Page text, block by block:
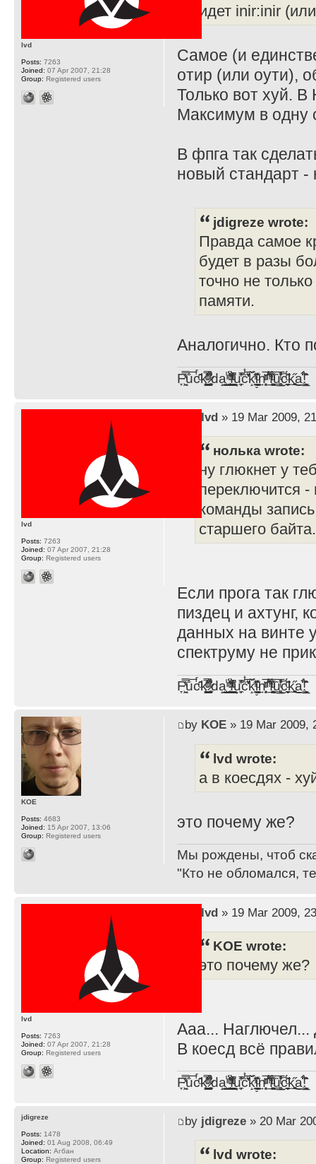
идет inir:inir
Самое (и
отир (или оути),
Только вот хуй.
Максимум в одну
В фпга так
новый стандарт -
jdigreze wrote:
Правда самое
будет в разы
точно не
памяти.
Аналогично. Кто
F̞͖̭̿̔ͯu̐̅cͬ̑ͩk̨̤̳͇̮̭̪̠̽̿̓̆ͭͩ ̷̩̰͎̩͓̘̾̀ͬ̊ͭ͛ͅda̝̺͙̬͎̝̾͟ ̰̜̝̯͉̯̖̓̎́ͨ̽ͫ͟f̟͇̭̀ͬͨͭ̐̚u̹̼̹̗̞͑̔͂͐̚cͭ̅̊̆̒̆ǩ̝̩̯́ͥ̔̍̑ḭ͓͍̳̬ͦ̽͂n͍͎͈̈̅ͩͬ ̊ͫ̂̾̑̈́f̲͚͉͓͗̋́ͧͦ̅ȗ͇̲̻͈̲̅̎͗͒ͭ͡c̬̟̠̹̯̈́ͩ͘ͅk̫̠̻̋͜a̲͒̾̇!͙͕̺͉̗̩̲̂̏̄̀
lvd
Posts: 7263
Joined: 07 Apr 2007, 21:28
Group: Registered users
lvd» 19 Mar 2009,
нолька wrote:
ну глюкнет у
переключится
команды
старшего байта.
Если прога так
пиздец и ахтунг,
данных на винте
спектруму не
F̞͖̭̿̔ͯu̐̅cͬ̑ͩk̨̤̳͇̮̭̪̠̽̿̓̆ͭͩ ̷̩̰͎̩͓̘̾̀ͬ̊ͭ͛ͅda̝̺͙̬͎̝̾͟ ̰̜̝̯͉̯̖̓̎́ͨ̽ͫ͟f̟͇̭̀ͬͨͭ̐̚u̹̼̹̗̞͑̔͂͐̚cͭ̅̊̆̒̆ǩ̝̩̯́ͥ̔̍̑ḭ͓͍̳̬ͦ̽͂n͍͎͈̈̅ͩͬ ̊ͫ̂̾̑̈́f̲͚͉͓͗̋́ͧͦ̅ȗ͇̲̻͈̲̅̎͗͒ͭ͡c̬̟̠̹̯̈́ͩ͘ͅk̫̠̻̋͜a̲͒̾̇!͙͕̺͉̗̩̲̂̏̄̀
lvd
Posts: 7263
Joined: 07 Apr 2007, 21:28
Group: Registered users
by KOE» 19 Mar 2009,
lvd wrote:
а в коесдях -
это почему же?
Мы рождены, чтоб
"Кто не обломался,
KOE
Posts: 4683
Joined: 15 Apr 2007, 13:06
Group: Registered users
lvd» 19 Mar 2009,
KOE wrote:
это почему же?
Ааа...
В коесд всё
F̞͖̭̿̔ͯu̐̅cͬ̑ͩk̨̤̳͇̮̭̪̠̽̿̓̆ͭͩ ̷̩̰͎̩͓̘̾̀ͬ̊ͭ͛ͅda̝̺͙̬͎̝̾͟ ̰̜̝̯͉̯̖̓̎́ͨ̽ͫ͟f̟͇̭̀ͬͨͭ̐̚u̹̼̹̗̞͑̔͂͐̚cͭ̅̊̆̒̆ǩ̝̩̯́ͥ̔̍̑ḭ͓͍̳̬ͦ̽͂n͍͎͈̈̅ͩͬ ̊ͫ̂̾̑̈́f̲͚͉͓͗̋́ͧͦ̅ȗ͇̲̻͈̲̅̎͗͒ͭ͡c̬̟̠̹̯̈́ͩ͘ͅk̫̠̻̋͜a̲͒̾̇!͙͕̺͉̗̩̲̂̏̄̀
lvd
Posts: 7263
Joined: 07 Apr 2007, 21:28
Group: Registered users
by jdigreze» 20 Mar
lvd wrote:
jdigreze
Posts: 1478
Joined: 01 Aug 2008, 06:49
Location: Агбан
Group: Registered users